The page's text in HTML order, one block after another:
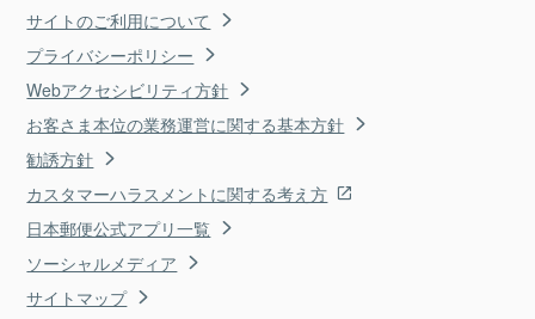
サイトのご利用について
プライバシーポリシー
Webアクセシビリティ方針
お客さま本位の業務運営に関する基本方針
勧誘方針
カスタマーハラスメントに関する考え方
日本郵便公式アプリ一覧
ソーシャルメディア
サイトマップ